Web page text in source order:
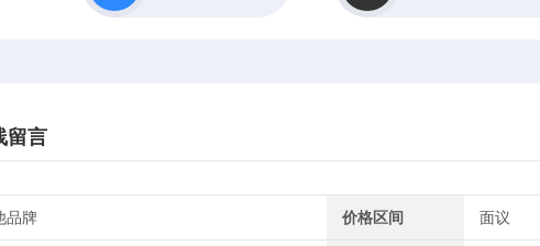
留言
品牌 价格区间 面议